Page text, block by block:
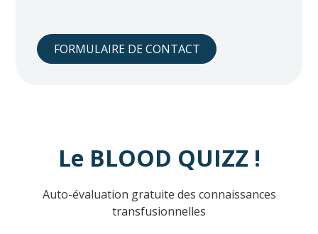
FORMULAIRE DE CONTACT
Le BLOOD QUIZZ !
Auto-évaluation gratuite des connaissances
transfusionnelles